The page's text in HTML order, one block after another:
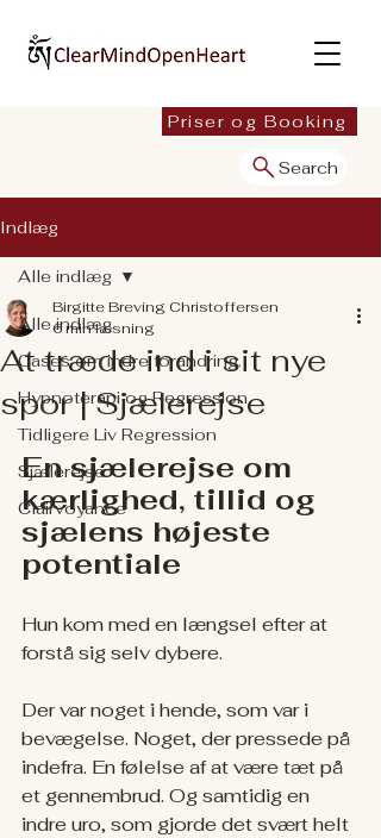
Search
Priser og Booking
Indlæg
Alle indlæg
Cases om indre forandring.
Hypnoterapi og Regression
Tidligere Liv Regression
Sjælerejse
Clairvoyance
Alle indlæg
At træde ind i sit nye
spor | Sjælerejse
Birgitte Breving Christoffersen
6 min læsning
En sjælerejse om
kærlighed, tillid og
sjælens højeste
potentiale
Hun kom med en længsel efter at
forstå sig selv dybere.
Der var noget i hende, som var i
bevægelse. Noget, der pressede på
indefra. En følelse af at være tæt på
et gennembrud. Og samtidig en
indre uro, som gjorde det svært helt